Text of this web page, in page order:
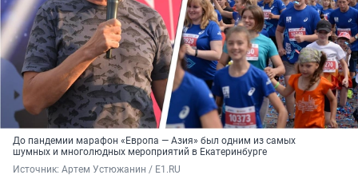
До пандемии марафон «Европа — Азия» был одним из самых
шумных и многолюдных мероприятий в Екатеринбурге
Источник: Артем Устюжанин / E1.RU